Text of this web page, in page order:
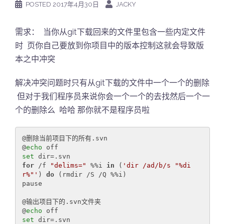
POSTED 2017年4月30日 JACKY
需求： 当你从git下载回来的文件里包含一些内定文件
时 页你自己要放到你项目中的版本控制这就会导致版
本之中冲突
解决冲突问题时只有从git下载的文件中一个一个的删除
但对于我们程序员来说你会一个一个的去找然后一个一
个的删除么 哈哈 那你就不是程序员啦
@删除当前项目下的所有.svn
@echo
set
for /f "delims=" %%i in ( 'dir /ad/b/s "%di
r%"' ) do (rmdir /S /Q %%i)
pause
@输出项目下的.svn文件夹
@echo
set